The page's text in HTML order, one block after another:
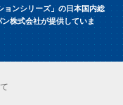
ョンシリーズ」の日本国内総
株式会社が提供していま